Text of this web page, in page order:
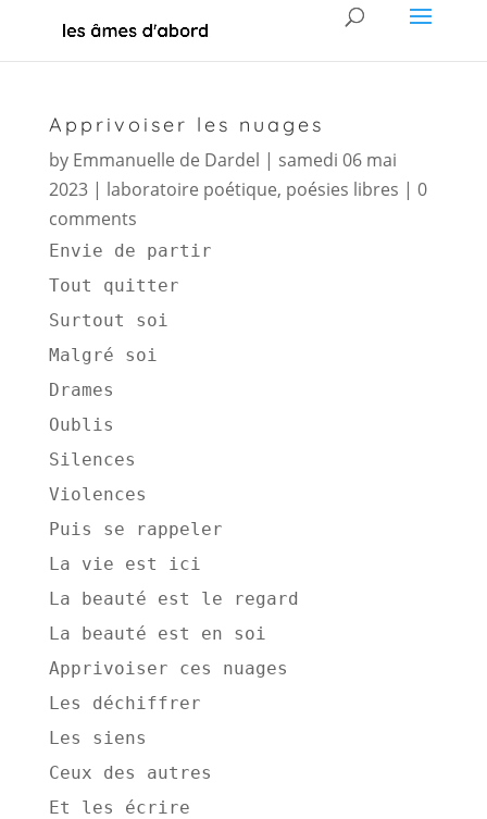
Apprivoiser les nuages
by Emmanuelle de Dardel | samedi 06 mai
2023| laboratoire poétique, poésies libres | 0
comments
Envie de partir
Tout quitter
Surtout soi
Malgré soi
Drames
Oublis
Silences
Violences
Puis se rappeler
La vie est ici
La beauté est le regard
La beauté est en soi
Apprivoiser ces nuages
Les déchiffrer
Les siens
Ceux des autres
Et les écrire